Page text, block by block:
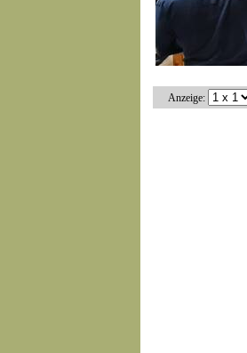
Anzeige: